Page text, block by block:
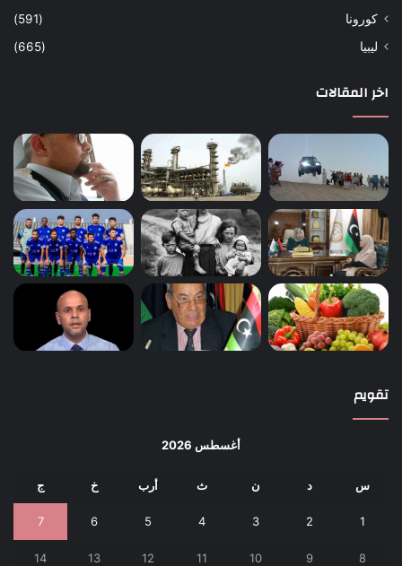
كورونا
(591)
ليبيا
(665)
اخر المقالات
تقويم
أغسطس 2026
س د ن ث أرب خ ج
1
2
3
4
5
6
7
8
9
10
11
12
13
14